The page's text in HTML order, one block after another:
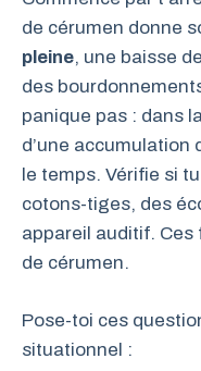
de cérumen donne
pleine, une baisse
des
panique pas : dans
d’une accumulation
le temps. Vérifie si
cotons-tiges, des
appareil auditif.
de cérumen.
Pose-toi ces
situationnel :